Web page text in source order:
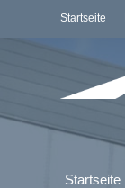
Startseite
Startseite